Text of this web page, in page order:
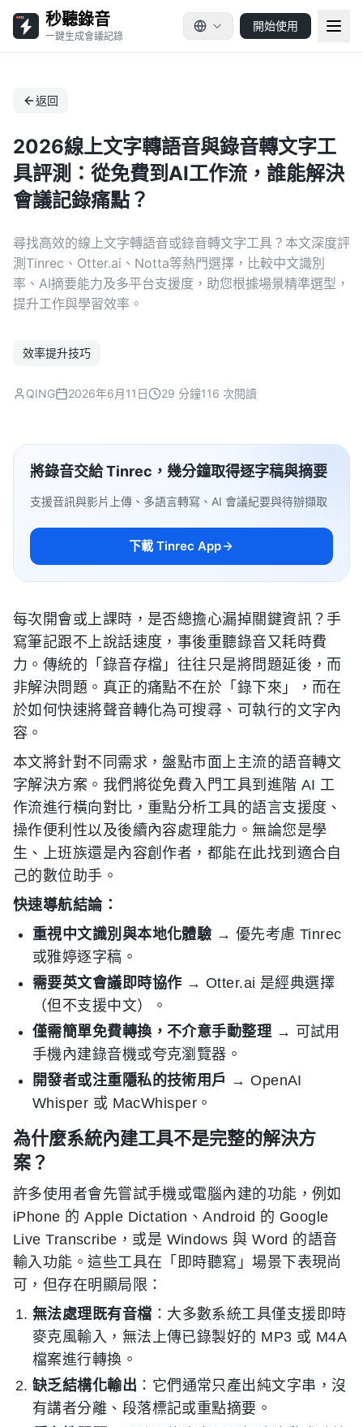
秒聽錄音
一鍵生成會議記錄
開始使用
返回
2026線上文字轉語音與錄音轉文字工
具評測：從免費到AI工作流，誰能解決
會議記錄痛點？
尋找高效的線上文字轉語音或錄音轉文字工具？本文深度評
測Tinrec、Otter.ai、Notta等熱門選擇，比較中文識別
率、AI摘要能力及多平台支援度，助您根據場景精準選型，
提升工作與學習效率。
效率提升技巧
QING 2026年6月11日 29 分鐘116 次閱讀
將錄音交給 Tinrec，幾分鐘取得逐字稿與摘要
支援音訊與影片上傳、多語言轉寫、AI 會議紀要與待辦擷取
下載 Tinrec App
每次開會或上課時，是否總擔心漏掉關鍵資訊？手
寫筆記跟不上說話速度，事後重聽錄音又耗時費
力。傳統的「錄音存檔」往往只是將問題延後，而
非解決問題。真正的痛點不在於「錄下來」，而在
於如何快速將聲音轉化為可搜尋、可執行的文字內
容。
本文將針對不同需求，盤點市面上主流的語音轉文
字解決方案。我們將從免費入門工具到進階 AI 工
作流進行橫向對比，重點分析工具的語言支援度、
操作便利性以及後續內容處理能力。無論您是學
生、上班族還是內容創作者，都能在此找到適合自
己的數位助手。
快速導航結論：
重視中文識別與本地化體驗 → 優先考慮 Tinrec
或雅婷逐字稿。
需要英文會議即時協作 → Otter.ai 是經典選擇
（但不支援中文）。
僅需簡單免費轉換，不介意手動整理→ 可試用
手機內建錄音機或夸克瀏覽器。
開發者或注重隱私的技術用戶 → OpenAI
Whisper 或 MacWhisper。
為什麼系統內建工具不是完整的解決方
案？
許多使用者會先嘗試手機或電腦內建的功能，例如
iPhone 的 Apple Dictation、Android 的 Google
Live Transcribe，或是 Windows 與 Word 的語音
輸入功能。這些工具在「即時聽寫」場景下表現尚
可，但存在明顯局限：
無法處理既有音檔 ：大多數系統工具僅支援即時
麥克風輸入，無法上傳已錄製好的 MP3 或 M4A
檔案進行轉換。
缺乏結構化輸出 ：它們通常只產出純文字串，沒
有講者分離、段落標記或重點摘要。